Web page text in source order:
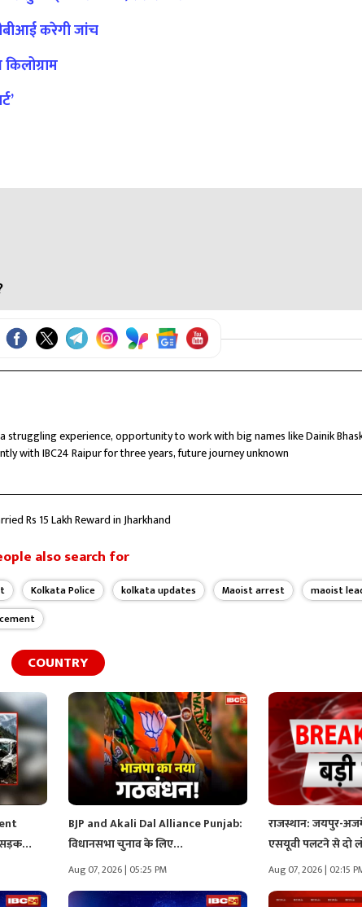
करेगी जांच
क्षेत्रीय समिति सदस्य है।
घोषित किया था।
थे।
struggling experience, opportunity to work with big names like Dainik
with IBC24 Raipur for three years, future journey unknown
Rs 15 Lakh Reward in Jharkhand
also search for
Kolkata Police kolkata updates Maoist arrest
maoist
COUNTRY
BJP and Akali Dal Alliance Punjab:
विधानसभा चुनाव के लिए…
Aug 07, 2026 | 05:25 PM
राजस्थान: जयपुर-
एसयूवी पलटने से दो
Aug 07, 2026 | 02:15